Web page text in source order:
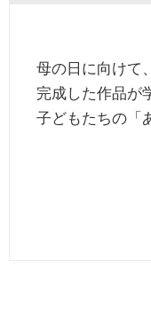
母の日に向けて
完成した作品が
子どもたちの「